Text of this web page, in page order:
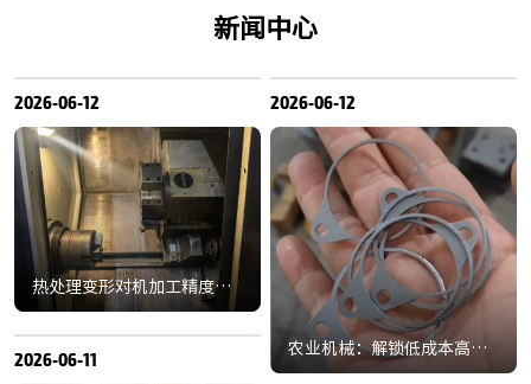
新闻中心
2026-06-12
热处理变形对机加工精度的
挑战及补偿方法：破解精密
制造核心难题
2026-06-12
农业机械：解锁低成本高强
度冲压件批量加工的高效密
2026-06-11